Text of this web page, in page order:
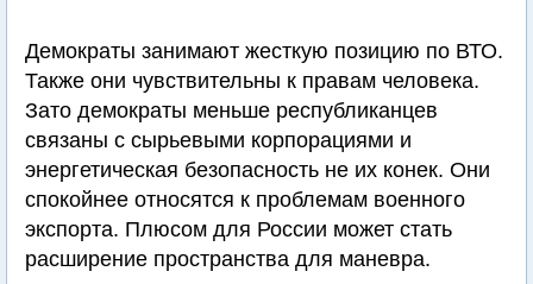
Демократы занимают жесткую позицию по ВТО.
Также они чувствительны к правам человека.
Зато демократы меньше республиканцев
связаны с сырьевыми корпорациями и
энергетическая безопасность не их конек. Они
спокойнее относятся к проблемам военного
экспорта. Плюсом для России может стать
расширение пространства для маневра.